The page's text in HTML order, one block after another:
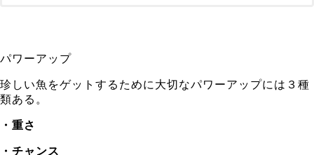
パワーアップ
珍しい魚をゲットするために大切なパワーアップには３種
類ある。
・重さ
・チャンス